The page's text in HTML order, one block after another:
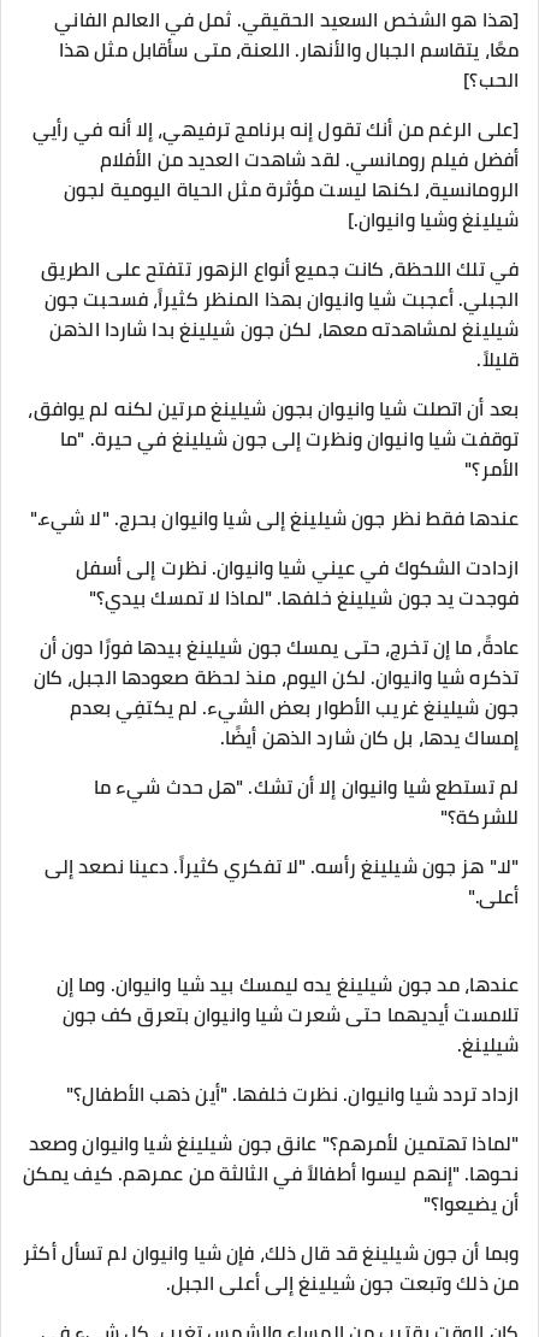
[هذا هو الشخص السعيد الحقيقي. ثمل في العالم الفاني
معًا، يتقاسم الجبال والأنهار. اللعنة، متى سأقابل مثل هذا
الحب؟]
[على الرغم من أنك تقول إنه برنامج ترفيهي، إلا أنه في رأيي
أفضل فيلم رومانسي. لقد شاهدت العديد من الأفلام
الرومانسية، لكنها ليست مؤثرة مثل الحياة اليومية لجون
شيلينغ وشيا وانيوان.]
في تلك اللحظة، كانت جميع أنواع الزهور تتفتح على الطريق
الجبلي. أعجبت شيا وانيوان بهذا المنظر كثيراً، فسحبت جون
شيلينغ لمشاهدته معها، لكن جون شيلينغ بدا شاردا الذهن
قليلاً.
بعد أن اتصلت شيا وانيوان بجون شيلينغ مرتين لكنه لم يوافق،
توقفت شيا وانيوان ونظرت إلى جون شيلينغ في حيرة. "ما
الأمر؟"
عندها فقط نظر جون شيلينغ إلى شيا وانيوان بحرج. "لا شيء."
ازدادت الشكوك في عيني شيا وانيوان. نظرت إلى أسفل
فوجدت يد جون شيلينغ خلفها. "لماذا لا تمسك بيدي؟"
عادةً، ما إن تخرج، حتى يمسك جون شيلينغ بيدها فورًا دون أن
تذكره شيا وانيوان. لكن اليوم، منذ لحظة صعودها الجبل، كان
جون شيلينغ غريب الأطوار بعض الشيء. لم يكتفِي بعدم
إمساك يدها، بل كان شارد الذهن أيضًا.
لم تستطع شيا وانيوان إلا أن تشك. "هل حدث شيء ما
للشركة؟"
"لا." هز جون شيلينغ رأسه. "لا تفكري كثيراً. دعينا نصعد إلى
أعلى."
عندها، مد جون شيلينغ يده ليمسك بيد شيا وانيوان. وما إن
تلامست أيديهما حتى شعرت شيا وانيوان بتعرق كف جون
شيلينغ.
ازداد تردد شيا وانيوان. نظرت خلفها. "أين ذهب الأطفال؟"
"لماذا تهتمين لأمرهم؟" عانق جون شيلينغ شيا وانيوان وصعد
نحوها. "إنهم ليسوا أطفالاً في الثالثة من عمرهم. كيف يمكن
أن يضيعوا؟"
وبما أن جون شيلينغ قد قال ذلك، فإن شيا وانيوان لم تسأل أكثر
من ذلك وتبعت جون شيلينغ إلى أعلى الجبل.